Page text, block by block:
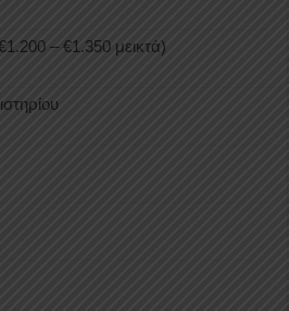
– €1.350 μεικτά)